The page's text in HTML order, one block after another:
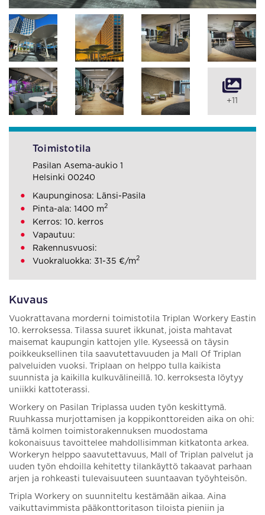
Kuvaus
Vuokrattavana morderni toimistotila Triplan Workery Eastin
10. kerroksessa. Tilassa suuret ikkunat, joista mahtavat
maisemat kaupungin kattojen ylle. Kyseessä on täysin
poikkeuksellinen tila saavutettavuuden ja Mall Of Triplan
palveluiden vuoksi. Triplaan on helppo tulla kaikista
suunnista ja kaikilla kulkuvälineillä. 10. kerroksesta löytyy
uniikki kattoterassi.
Workery on Pasilan Triplassa uuden työn keskittymä.
Ruuhkassa murjottamisen ja koppikonttoreiden aika on ohi:
tämä kolmen toimistorakennuksen muodostama
kokonaisuus tavoittelee mahdollisimman kitkatonta arkea.
Workeryn helppo saavutettavuus, Mall of Triplan palvelut ja
uuden työn ehdoilla kehitetty tilankäyttö takaavat parhaan
arjen ja rohkeasti tulevaisuuteen suuntaavan työyhteisön.
Tripla Workery on suunniteltu kestämään aikaa. Aina
vaikuttavimmista pääkonttoritason tiloista pieniin ja
+11
Toimistotila
Pasilan Asema-aukio 1
Helsinki 00240
Kaupunginosa: Länsi-Pasila
Pinta-ala: 1400 m2
Kerros: 10. kerros
Vapautuu:
Rakennusvuosi:
Vuokraluokka: 31-35 €/m2